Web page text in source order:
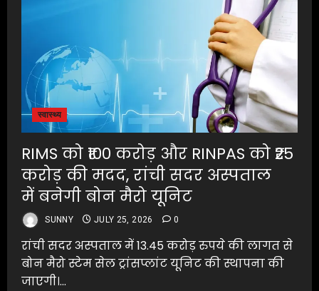
स्वास्थ्य
RIMS को ₹100 करोड़ और RINPAS को ₹25
करोड़ की मदद, रांची सदर अस्पताल
में बनेगी बोन मैरो यूनिट
SUNNY JULY 25, 2026 0
रांची सदर अस्पताल में 13.45 करोड़ रुपये की लागत से
बोन मैरो स्टेम सेल ट्रांसप्लांट यूनिट की स्थापना की
जाएगी।...